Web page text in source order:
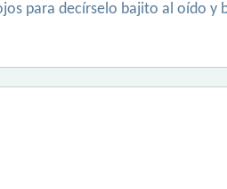
para decírselo bajito al oído y